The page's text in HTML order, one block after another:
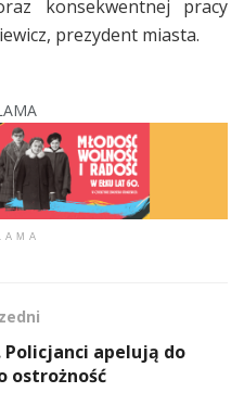
konsekwentnej pracy
prezydent miasta.
apelują do
ostrożność